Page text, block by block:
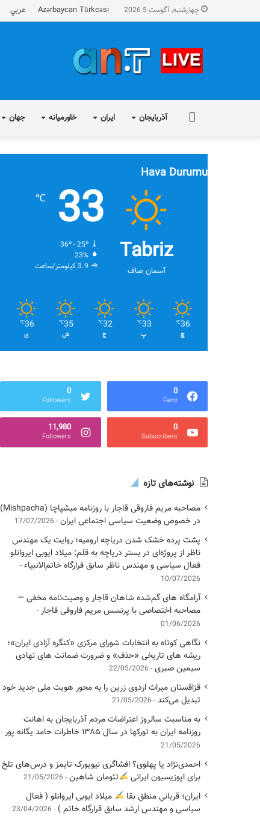
چهارشنبه, آگوست 5 2026 Azərbaycan Türkcəsi عربي
آذربایجان ایران خاورمیانه جهان
Hava Durumu
Tabriz
آسمان صاف
33
℃
36º - 25º
23%
3.9 کیلومتر/ساعت
36
℃
چ
33
℃
پ
32
℃
ج
35
℃
ش
36
℃
ی
0
Fans
0
Followers
0
Subscribers
11,980
Followers
نوشته‌های تازه
مصاحبه مریم فاروقی قاجار با روزنامه میشپاچا (Mishpacha)
در خصوص وضعیت سیاسی اجتماعی ایران 17/07/2026
پشت پرده خشک شدن دریاچه ارومیه؛ روایت یک مهندس
ناظر از پروژه‌ای در بستر دریاچه به قلم: میلاد ایوبی ایروانلو
فعال سیاسی و مهندس ناظر سابق قرارگاه خاتم‌الانبیاء
10/07/2026
آرامگاه های گم‌شده شاهان قاجار و وصیت‌نامه مخفی —
مصاحبه اختصاصی با پرنسس مریم فاروقی قاجار
01/06/2026
نگاهی کوتاه به انتخابات شورای مرکزی «کنگره آزادی ایران»؛
ریشه های تاریخی «حذف» و ضرورت ضمانت های نهادی
سیمین صبری 22/05/2026
قزاقستان میراث اردوی زرین را به محور هویت ملی جدید خود
تبدیل می‌کند 21/05/2026
به مناسبت سالروز اعتراضات مردم آذربایجان به اهانت
روزنامه ایران به تورکها در سال ۱۳۸۵ خاطرات حامد یگانه پور
21/05/2026
احمدی‌نژاد یا پهلوی؟ افشاگری نیویورک تایمز و درس‌های تلخ
برای اپوزیسیون ایرانی
تئومان شاهین 21/05/2026
ایران؛ قربانیِ منطقِ بقا
میلاد ایوبی ایروانلو ( فعال
سیاسی ‌و مهندس ارشد سابق قرارگاه خاتم ) 23/04/2026